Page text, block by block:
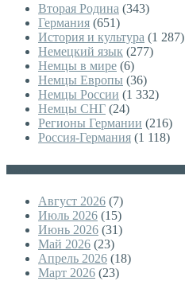
Вторая Родина (343)
Германия (651)
История и культура (1 287)
Немецкий язык (277)
Немцы в мире (6)
Немцы Европы (36)
Немцы России (1 332)
Немцы СНГ (24)
Регионы Германии (216)
Россия-Германия (1 118)
Август 2026 (7)
Июль 2026 (15)
Июнь 2026 (31)
Май 2026 (23)
Апрель 2026 (18)
Март 2026 (23)